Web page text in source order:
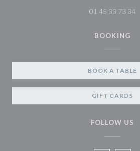
01 45 33 73 34
BOOKING
BOOK A TABLE
GIFT CARDS
FOLLOW US